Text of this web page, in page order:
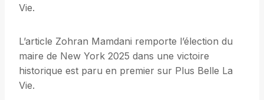
Vie.
L’article Zohran Mamdani remporte l’élection du
maire de New York 2025 dans une victoire
historique est paru en premier sur Plus Belle La
Vie.